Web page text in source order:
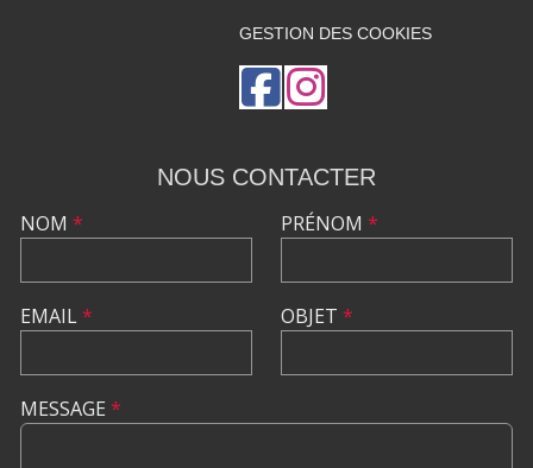
GESTION DES COOKIES
NOUS CONTACTER
NOM *
EMAIL*
PRÉNOM *
OBJET *
MESSAGE *